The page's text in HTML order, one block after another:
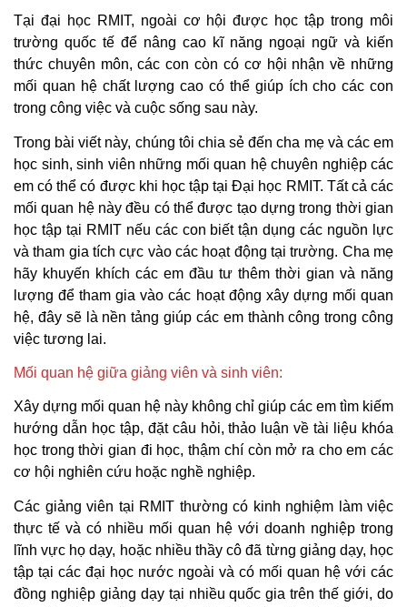
Tại đại học RMIT, ngoài cơ hội được học tập trong môi
trường quốc tế để nâng cao kĩ năng ngoại ngữ và kiến
thức chuyên môn, các con còn có cơ hội nhận về những
mối quan hệ chất lượng cao có thể giúp ích cho các con
trong công việc và cuộc sống sau này.
Trong bài viết này, chúng tôi chia sẻ đến cha mẹ và các em
học sinh, sinh viên những mối quan hệ chuyên nghiệp các
em có thể có được khi học tập tại Đại học RMIT. Tất cả các
mối quan hệ này đều có thể được tạo dựng trong thời gian
học tập tại RMIT nếu các con biết tận dụng các nguồn lực
và tham gia tích cực vào các hoạt động tại trường. Cha mẹ
hãy khuyến khích các em đầu tư thêm thời gian và năng
lượng để tham gia vào các hoạt động xây dựng mối quan
hệ, đây sẽ là nền tảng giúp các em thành công trong công
việc tương lai.
Mối quan hệ giữa giảng viên và sinh viên:
Xây dựng mối quan hệ này không chỉ giúp các em tìm kiếm
hướng dẫn học tập, đặt câu hỏi, thảo luận về tài liệu khóa
học trong thời gian đi học, thậm chí còn mở ra cho em các
cơ hội nghiên cứu hoặc nghề nghiệp.
Các giảng viên tại RMIT thường có kinh nghiệm làm việc
thực tế và có nhiều mối quan hệ với doanh nghiệp trong
lĩnh vực họ dạy, hoặc nhiều thầy cô đã từng giảng dạy, học
tập tại các đại học nước ngoài và có mối quan hệ với các
đồng nghiệp giảng dạy tại nhiều quốc gia trên thế giới, do